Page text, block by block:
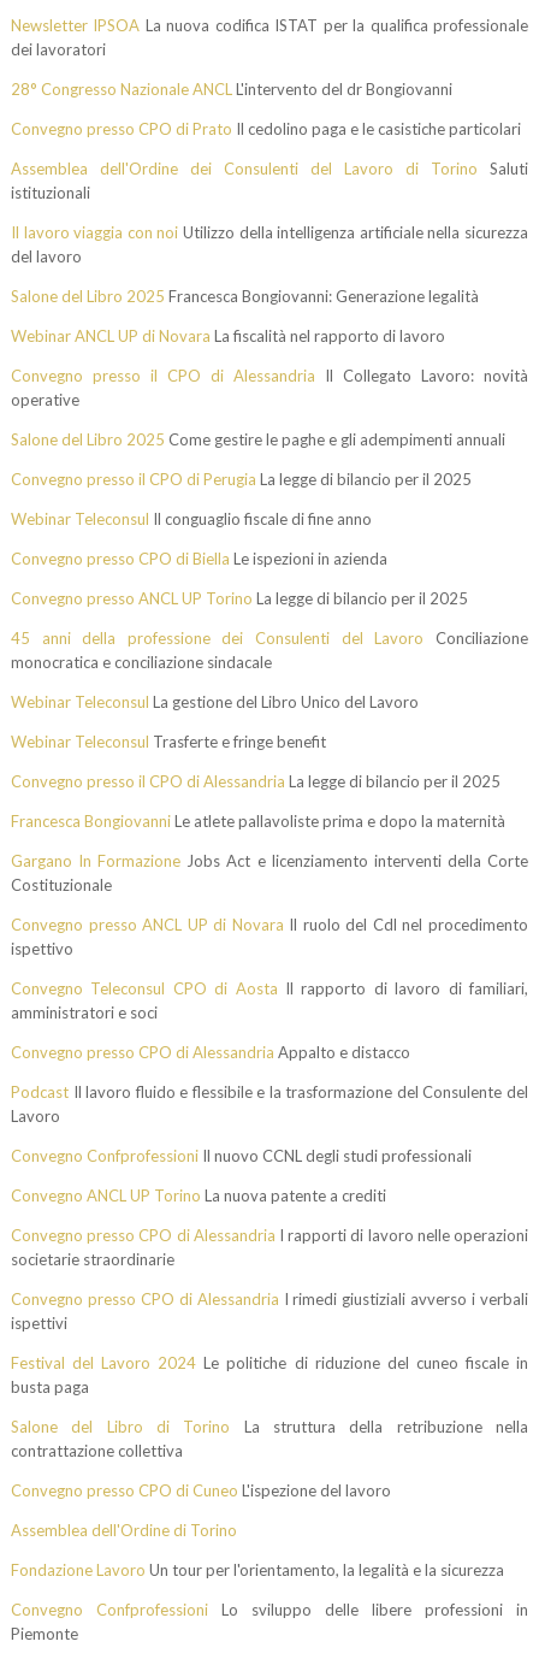
Newsletter IPSOA La nuova codifica ISTAT per la qualifica professionale
dei lavoratori
28° Congresso Nazionale ANCL L'intervento del dr Bongiovanni
Convegno presso CPO di Prato Il cedolino paga e le casistiche particolari
Assemblea dell'Ordine dei Consulenti del Lavoro di Torino Saluti
istituzionali
Il lavoro viaggia con noi Utilizzo della intelligenza artificiale nella sicurezza
del lavoro
Salone del Libro 2025 Francesca Bongiovanni: Generazione legalità
Webinar ANCL UP di Novara La fiscalità nel rapporto di lavoro
Convegno presso il CPO di Alessandria Il Collegato Lavoro: novità
operative
Salone del Libro 2025 Come gestire le paghe e gli adempimenti annuali
Convegno presso il CPO di Perugia La legge di bilancio per il 2025
Webinar Teleconsul Il conguaglio fiscale di fine anno
Convegno presso CPO di Biella Le ispezioni in azienda
Convegno presso ANCL UP Torino La legge di bilancio per il 2025
45 anni della professione dei Consulenti del Lavoro Conciliazione
monocratica e conciliazione sindacale
Webinar Teleconsul La gestione del Libro Unico del Lavoro
Webinar Teleconsul Trasferte e fringe benefit
Convegno presso il CPO di Alessandria La legge di bilancio per il 2025
Francesca BongiovanniLe atlete pallavoliste prima e dopo la maternità
Gargano In Formazione Jobs Act e licenziamento interventi della Corte
Costituzionale
Convegno presso ANCL UP di Novara Il ruolo del Cdl nel procedimento
ispettivo
Convegno Teleconsul CPO di Aosta Il rapporto di lavoro di familiari,
amministratori e soci
Convegno presso CPO di Alessandria Appalto e distacco
PodcastIl lavoro fluido e flessibile e la trasformazione del Consulente del
Lavoro
Convegno ConfprofessioniIl nuovo CCNL degli studi professionali
Convegno ANCL UP Torino La nuova patente a crediti
Convegno presso CPO di Alessandria I rapporti di lavoro nelle operazioni
societarie straordinarie
Convegno presso CPO di Alessandria I rimedi giustiziali avverso i verbali
ispettivi
Festival del Lavoro 2024 Le politiche di riduzione del cuneo fiscale in
busta paga
Salone del Libro di Torino La struttura della retribuzione nella
contrattazione collettiva
Convegno presso CPO di Cuneo L'ispezione del lavoro
Assemblea dell'Ordine di Torino
Fondazione Lavoro Un tour per l'orientamento, la legalità e la sicurezza
Convegno ConfprofessioniLo sviluppo delle libere professioni in
Piemonte